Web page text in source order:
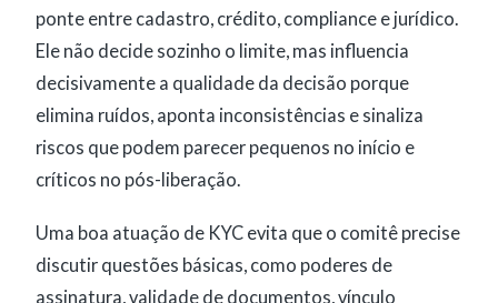
ponte entre cadastro, crédito, compliance e jurídico.
Ele não decide sozinho o limite, mas influencia
decisivamente a qualidade da decisão porque
elimina ruídos, aponta inconsistências e sinaliza
riscos que podem parecer pequenos no início e
críticos no pós-liberação.
Uma boa atuação de KYC evita que o comitê precise
discutir questões básicas, como poderes de
assinatura, validade de documentos, vínculo